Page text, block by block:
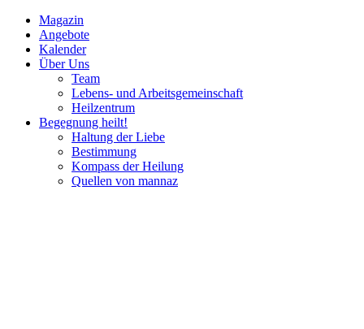
Magazin
Angebote
Kalender
Über Uns
Team
Lebens- und Arbeitsgemeinschaft
Heilzentrum
Begegnung heilt!
Haltung der Liebe
Bestimmung
Kompass der Heilung
Quellen von mannaz